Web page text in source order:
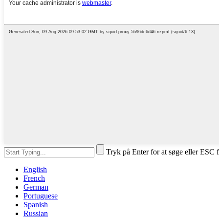
Tryk på Enter for at søge eller ESC
English
French
German
Portuguese
Spanish
Russian